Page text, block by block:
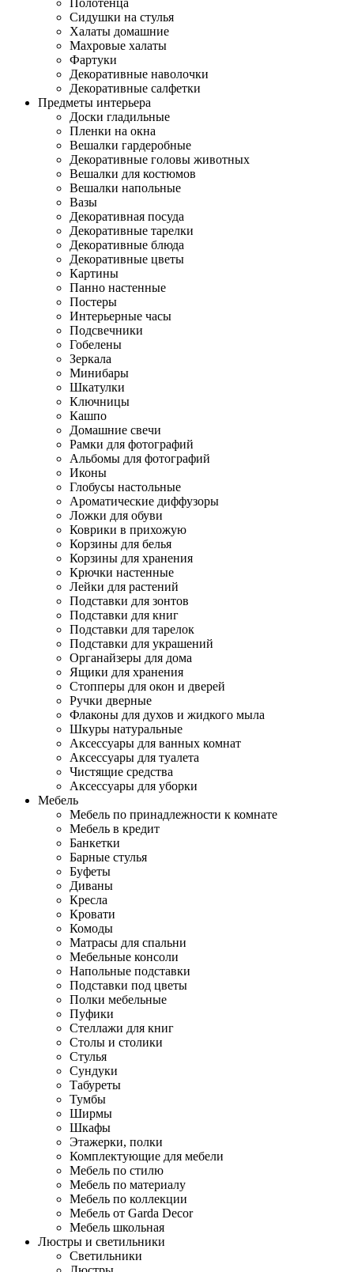
Полотенца
Сидушки на стулья
Халаты домашние
Махровые халаты
Фартуки
Декоративные наволочки
Декоративные салфетки
Предметы интерьера
Доски гладильные
Пленки на окна
Вешалки гардеробные
Декоративные головы животных
Вешалки для костюмов
Вешалки напольные
Вазы
Декоративная посуда
Декоративные тарелки
Декоративные блюда
Декоративные цветы
Картины
Панно настенные
Постеры
Интерьерные часы
Подсвечники
Гобелены
Зеркала
Минибары
Шкатулки
Ключницы
Кашпо
Домашние свечи
Рамки для фотографий
Альбомы для фотографий
Иконы
Глобусы настольные
Ароматические диффузоры
Ложки для обуви
Коврики в прихожую
Корзины для белья
Корзины для хранения
Крючки настенные
Лейки для растений
Подставки для зонтов
Подставки для книг
Подставки для тарелок
Подставки для украшений
Органайзеры для дома
Ящики для хранения
Стопперы для окон и дверей
Ручки дверные
Флаконы для духов и жидкого мыла
Шкуры натуральные
Аксессуары для ванных комнат
Аксессуары для туалета
Чистящие средства
Аксессуары для уборки
Мебель
Мебель по принадлежности к комнате
Мебель в кредит
Банкетки
Барные стулья
Буфеты
Диваны
Кресла
Кровати
Комоды
Матрасы для спальни
Мебельные консоли
Напольные подставки
Подставки под цветы
Полки мебельные
Пуфики
Стеллажи для книг
Столы и столики
Стулья
Сундуки
Табуреты
Тумбы
Ширмы
Шкафы
Этажерки, полки
Комплектующие для мебели
Мебель по стилю
Мебель по материалу
Мебель по коллекции
Мебель от Garda Decor
Мебель школьная
Люстры и светильники
Светильники